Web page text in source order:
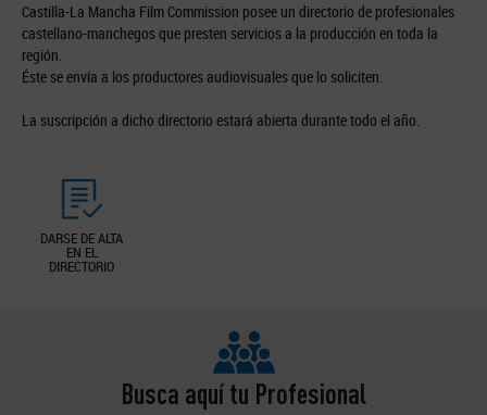
Castilla-La Mancha Film Commission posee un directorio de profesionales
castellano-manchegos que presten servicios a la producción en toda la
región.
Éste se envía a los productores audiovisuales que lo soliciten.
La suscripción a dicho directorio estará abierta durante todo el año.
DARSE DE ALTA
EN EL
DIRECTORIO
Busca aquí tu Profesional